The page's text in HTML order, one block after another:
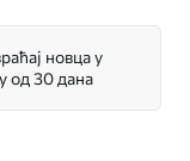
новца у
од 30 дана